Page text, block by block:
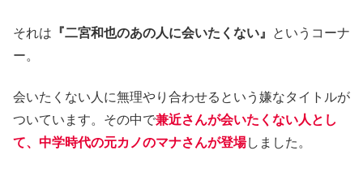
それは 『二宮和也のあの人に会いたくない』
というコーナ
ー。
会いたくない人に無理やり合わせるという嫌なタイトルが
ついています。その中で兼近さんが会いたくない人とし
て、中学時代の元カノのマナさんが登場しました。